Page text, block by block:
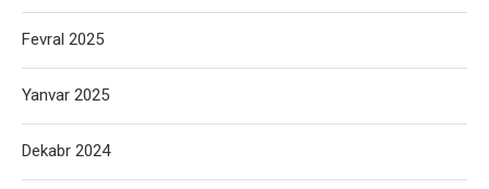
Fevral 2025
Yanvar 2025
Dekabr 2024